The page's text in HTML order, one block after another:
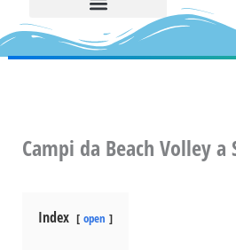
Campi da Beach Volley a
Index open